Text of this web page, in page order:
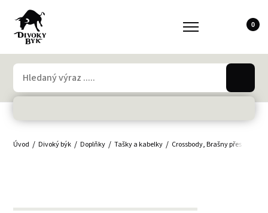
0
Úvod Divoký býk Doplňky Tašky a kabelky Crossbody, Brašny přes rameno